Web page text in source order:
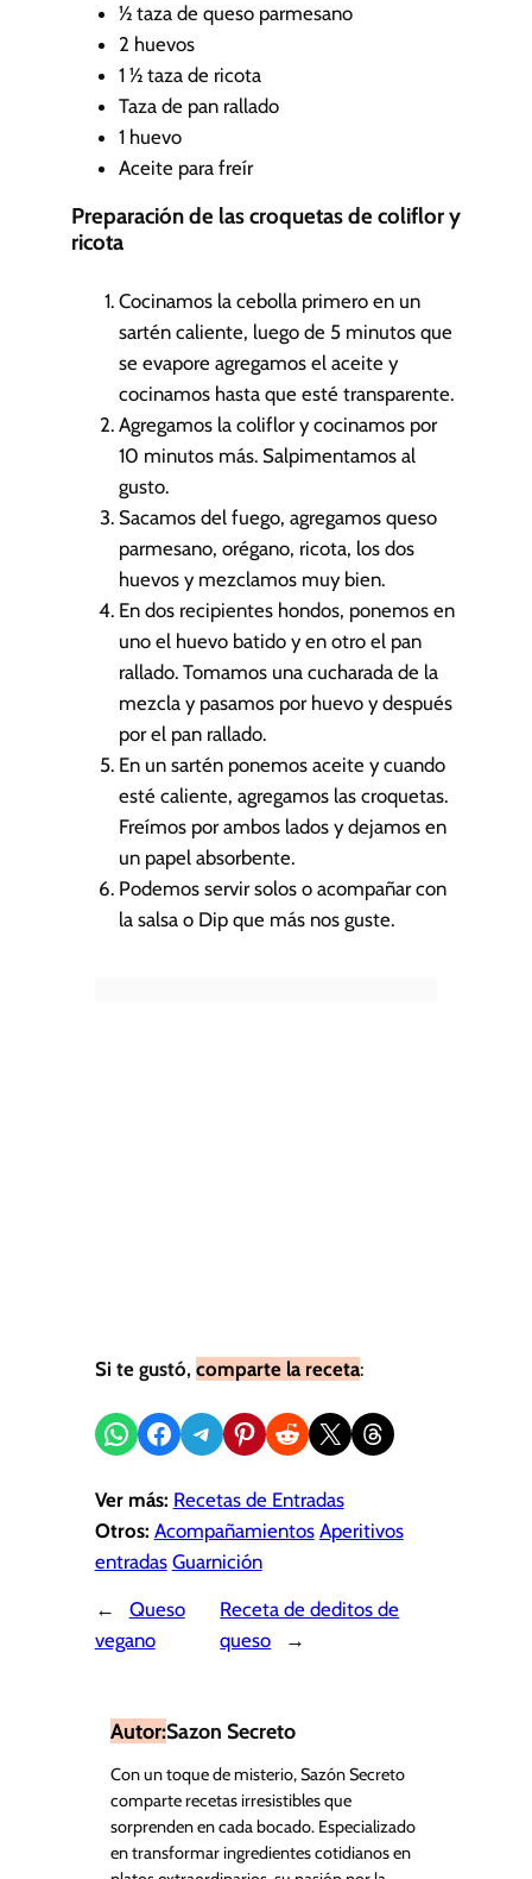
½ taza de queso parmesano
2 huevos
1 ½ taza de ricota
Taza de pan rallado
1 huevo
Aceite para freír
Preparación de las croquetas de coliflor y
ricota
Cocinamos la cebolla primero en un
sartén caliente, luego de 5 minutos que
se evapore agregamos el aceite y
cocinamos hasta que esté transparente.
Agregamos la coliflor y cocinamos por
10 minutos más. Salpimentamos al
gusto.
Sacamos del fuego, agregamos queso
parmesano, orégano, ricota, los dos
huevos y mezclamos muy bien.
En dos recipientes hondos, ponemos en
uno el huevo batido y en otro el pan
rallado. Tomamos una cucharada de la
mezcla y pasamos por huevo y después
por el pan rallado.
En un sartén ponemos aceite y cuando
esté caliente, agregamos las croquetas.
Freímos por ambos lados y dejamos en
un papel absorbente.
Podemos servir solos o acompañar con
la salsa o Dip que más nos guste.
Si te gustó, comparte la receta:
Compartir en WhatsApp
Compartir en Facebook
Compartir en Telegram
Compartir en Pinterest
Compartir en Reddit
Compartir en X Share on Threads
Ver más: Recetas de Entradas
Otros: Acompañamientos Aperitivos
entradas Guarnición
←
Queso
vegano
Receta de deditos de
queso
→
Autor:Sazon Secreto
Con un toque de misterio, Sazón Secreto
comparte recetas irresistibles que
sorprenden en cada bocado. Especializado
en transformar ingredientes cotidianos en